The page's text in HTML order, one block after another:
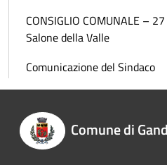
CONSIGLIO COMUNALE –
Salone della Valle
Comunicazione del Sindaco
Comune di